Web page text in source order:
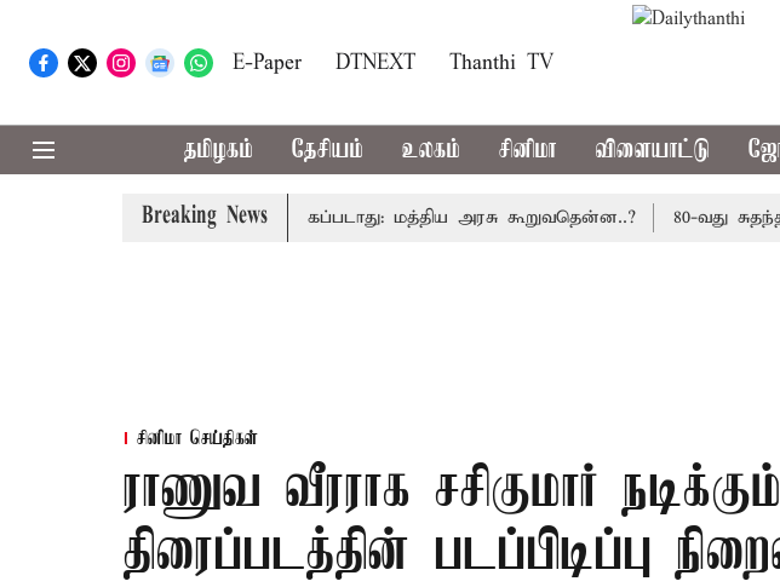
E-Paper DTNEXT Thanthi TV
தமிழகம் தேசியம் உலகம் சினிமா விளையாட்டு
Breaking News
கட்டணம் வசூலிக்கப்படாது: மத்திய அரசு கூறுவதென்ன..? 80-வது
சினிமா செய்திகள்
ராணுவ வீரராக சசிகுமார்
திரைப்படத்தின் படப்பிடிப்பு